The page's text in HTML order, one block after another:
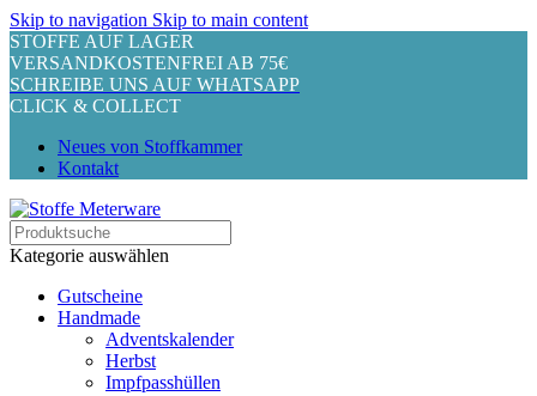
Skip to navigation Skip to main content
STOFFE AUF LAGER
VERSANDKOSTENFREI AB 75€
SCHREIBE UNS AUF WHATSAPP
CLICK & COLLECT
Neues von Stoffkammer
Kontakt
Kategorie auswählen
Gutscheine
Handmade
Adventskalender
Herbst
Impfpasshüllen